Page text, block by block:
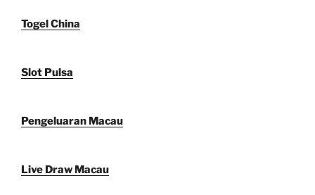
Togel China
Slot Pulsa
Pengeluaran Macau
Live Draw Macau